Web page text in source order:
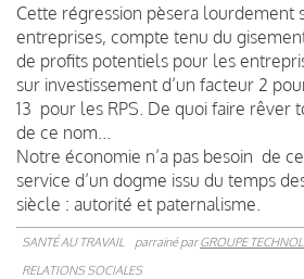
Cette régression pèsera lourdement
entreprises, compte tenu du
de profits potentiels pour les
sur investissement d’un facteur 2
13 pour les RPS. De quoi faire rêver
de ce nom...
Notre économie n’a pas besoin de
service d’un dogme issu du temps
siècle : autorité et paternalisme.
SANTÉ AU TRAVAIL parrainé parGROUPE
RELATIONS SOCIALES